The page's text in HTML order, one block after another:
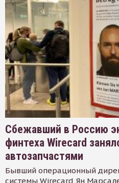
Сбежавший в Россию
финтеха Wirecard
автозапчастями
Бывший операционный
системы Wirecard Ян